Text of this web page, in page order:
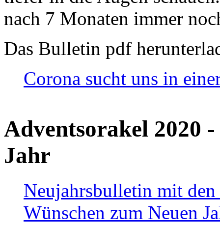
nach 7 Monaten immer
Das Bulletin pdf
Corona sucht uns in
Adventsorakel 2020
Jahr
Neujahrsbulletin mit den
Wünschen zum Neuen